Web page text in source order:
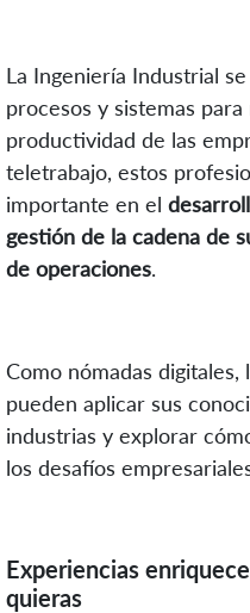
La Ingeniería Industrial
procesos y sistemas
productividad de las
teletrabajo, estos
importante en el
gestión de la cadena de
de operaciones.
Como nómadas
pueden aplicar sus
industrias y explorar
los desafíos
Experiencias
quieras